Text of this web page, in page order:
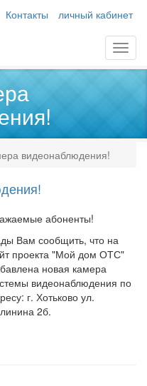
Контакты личный кабинет
видеонаблюдения!
абоненты!
Вам сообщить, что на
проекта "Мой дом ОТС"
новая камера
видеонаблюдения по
г. Хотьково ул.
2б.